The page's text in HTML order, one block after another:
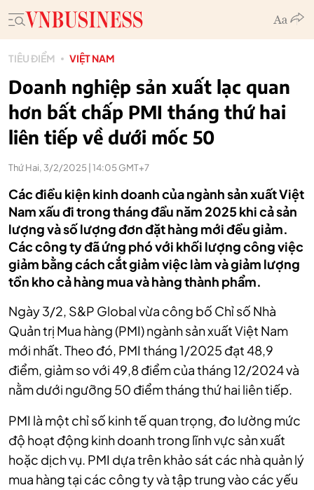
TIÊU ĐIỂM VIỆT NAM
Doanh nghiệp sản xuất lạc quan
hơn bất chấp PMI tháng thứ hai
liên tiếp về dưới mốc 50
Thứ Hai, 3/2/2025 | 14:05 GMT+7
Các điều kiện kinh doanh của ngành sản xuất Việt
Nam xấu đi trong tháng đầu năm 2025 khi cả sản
lượng và số lượng đơn đặt hàng mới đều giảm.
Các công ty đã ứng phó với khối lượng công việc
giảm bằng cách cắt giảm việc làm và giảm lượng
tồn kho cả hàng mua và hàng thành phẩm.
Ngày 3/2, S&P Global vừa công bố Chỉ số Nhà
Quản trị Mua hàng (PMI) ngành sản xuất Việt Nam
mới nhất. Theo đó, PMI tháng 1/2025 đạt 48,9
điểm, giảm so với 49,8 điểm của tháng 12/2024 và
nằm dưới ngưỡng 50 điểm tháng thứ hai liên tiếp.
PMI là một chỉ số kinh tế quan trọng, đo lường mức
độ hoạt động kinh doanh trong lĩnh vực sản xuất
hoặc dịch vụ. PMI dựa trên khảo sát các nhà quản lý
mua hàng tại các công ty và tập trung vào các yếu